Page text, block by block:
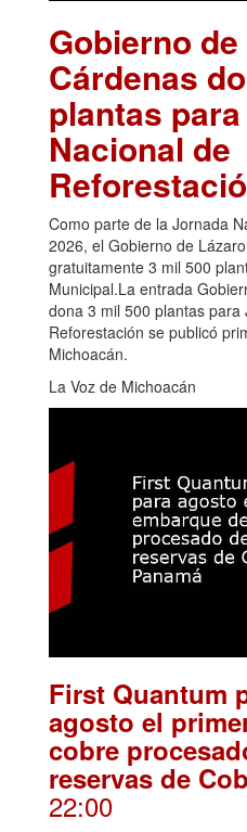
Gobierno
Cárdenas
plantas
Nacional de
Como parte de la Jornada
2026, el Gobierno de
gratuitamente 3 mil 500
Municipal.La entrada
dona 3 mil 500 plantas
Reforestación se publicó
Michoacán.
La Voz de Michoacán
First Quantum
agosto el
cobre
reservas de
22:00